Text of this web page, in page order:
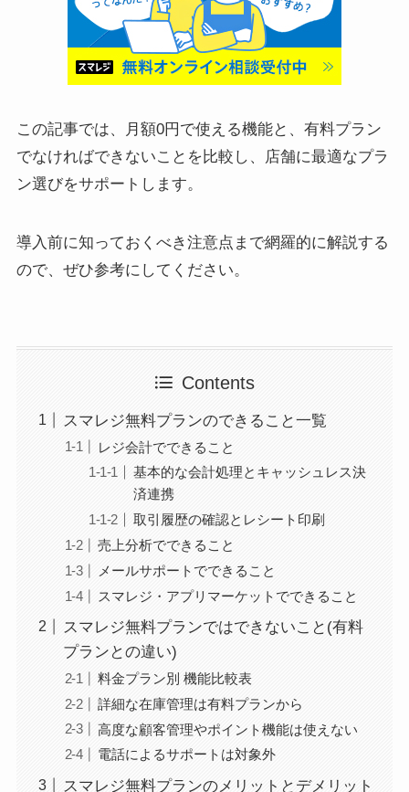
この記事では、月額0円で使える機能と、有料プラン
でなければできないことを比較し、店舗に最適なプラ
ン選びをサポートします。
導入前に知っておくべき注意点まで網羅的に解説する
ので、ぜひ参考にしてください。
Contents
スマレジ無料プランのできること一覧
レジ会計でできること
基本的な会計処理とキャッシュレス決
済連携
取引履歴の確認とレシート印刷
売上分析でできること
メールサポートでできること
スマレジ・アプリマーケットでできること
スマレジ無料プランではできないこと(有料
プランとの違い)
料金プラン別 機能比較表
詳細な在庫管理は有料プランから
高度な顧客管理やポイント機能は使えない
電話によるサポートは対象外
スマレジ無料プランのメリットとデメリット